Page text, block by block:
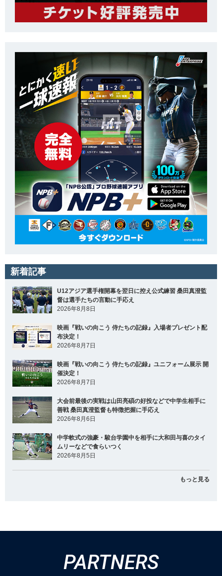
新着記事
U12アジア選手権開幕を翌日に控え公式練習 桑田真澄監
督は選手たちの言動に手応え
2026年8月8日
映画『戦いの向こう 侍たちの記録』入場者プレゼント配
布決定！
2026年8月7日
映画『戦いの向こう 侍たちの記録』ユニフォーム展示 開
催決定！
2026年8月7日
大会前最後の実戦は山田亮碩の好投などで中学生相手に
善戦 桑田真澄監督も特徴把握に手応え
2026年8月6日
中学軟式の強豪・駿台学園中を相手に大和田与喜のタイ
ムリーなどで食らいつく
2026年8月5日
もっと見る
PARTNERS